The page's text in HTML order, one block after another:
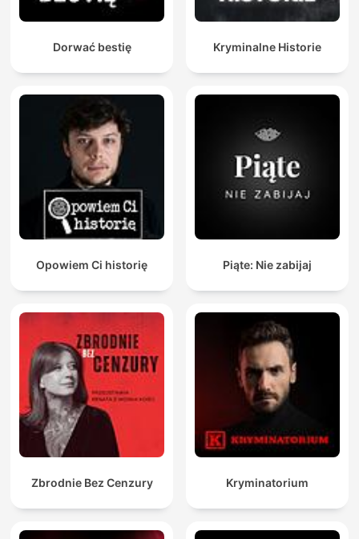
Dorwać bestię Kryminalne Historie
Opowiem Ci historię Piąte: Nie zabijaj
Zbrodnie Bez Cenzury Kryminatorium